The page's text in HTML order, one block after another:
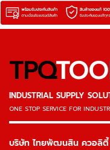
TPQ
INDUSTRIAL SUPPLY
ONE STOP SERVICE FOR
บริษัท ไทยพัฒนสิน ควอลิตี้